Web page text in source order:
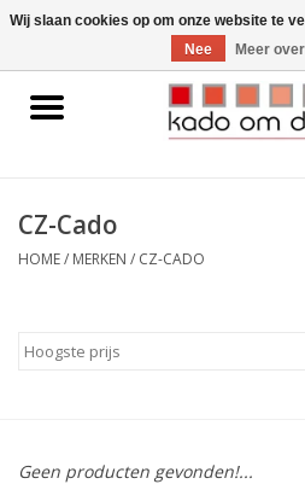
Home
Gadgets
CZ-Cado
HOME/ MERKEN / CZ-CADO
Geen producten gevonden!...
Wij slaan cookies op om onze website te
Nee
Meer